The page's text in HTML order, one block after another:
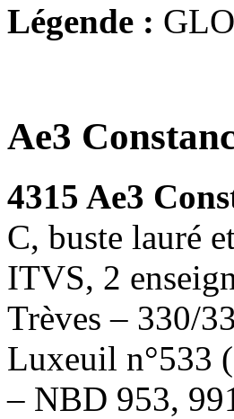
Légende :
Ae3
4315 Ae3
C, buste lauré
ITVS, 2
Trèves – 330/
Luxeuil n°533
– NBD 953,